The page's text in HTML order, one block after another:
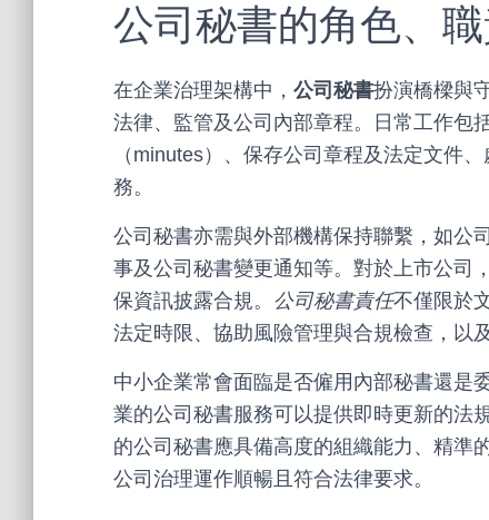
公司秘書的角色、
在企業治理架構中， 公司秘書扮演橋樑與
法律、監管及公司內部章程。日常工作包
（minutes）、保存公司章程及法定文件
務。
公司秘書亦需與外部機構保持聯繫，如公
事及公司秘書變更通知等。對於上市公司
保資訊披露合規。 公司秘書責任不僅限於
法定時限、協助風險管理與合規檢查，以
中小企業常會面臨是否僱用內部秘書還是
業的公司秘書服務可以提供即時更新的法
的公司秘書應具備高度的組織能力、精準
公司治理運作順暢且符合法律要求。